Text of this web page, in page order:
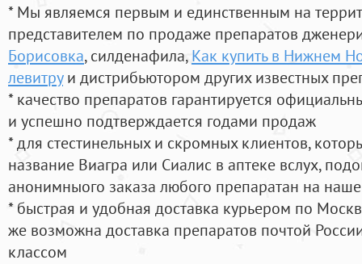
* Мы являемся первым и единственным на
представителем по продаже препаратов
Борисовка, силденафила, Как купить в Нижнем
левитруи дистрибьютором других известных
* качество препаратов гарантируется
и успешно подтверждается годами продаж
* для стестинельных и скромных клиентов,
название Виагра или Сиалис в аптеке вслух,
анонимныого заказа любого препаратан на
* быстрая и удобная доставка курьером по
же возможна доставка препаратов почтой
классом